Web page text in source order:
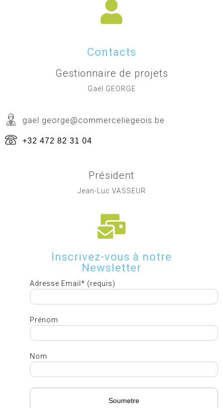
Contacts
Gestionnaire de projets
Gaël GEORGE
gael.george@commerceliegeois.be
+32 472 82 31 04
Président
Jean-Luc VASSEUR
Inscrivez-vous à notre
Newsletter
Adresse Email* (requis)
Prénom
Nom